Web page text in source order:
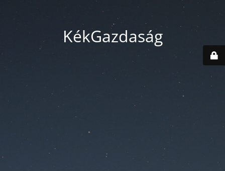
KékGazdaság